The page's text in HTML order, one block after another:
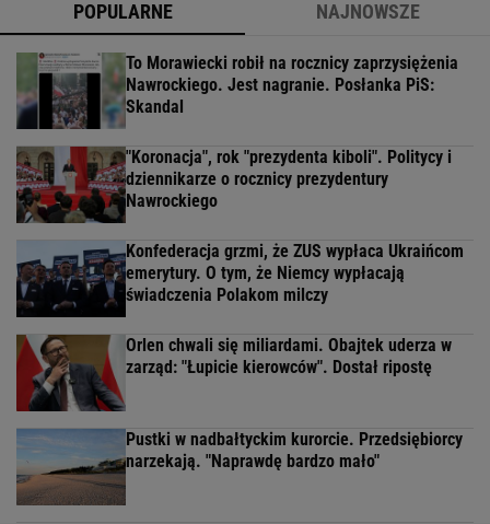
POPULARNE NAJNOWSZE
To Morawiecki robił na rocznicy zaprzysiężenia
Nawrockiego. Jest nagranie. Posłanka PiS:
Skandal
"Koronacja", rok "prezydenta kiboli". Politycy i
dziennikarze o rocznicy prezydentury
Nawrockiego
Konfederacja grzmi, że ZUS wypłaca Ukraińcom
emerytury. O tym, że Niemcy wypłacają
świadczenia Polakom milczy
Orlen chwali się miliardami. Obajtek uderza w
zarząd: "Łupicie kierowców". Dostał ripostę
Pustki w nadbałtyckim kurorcie. Przedsiębiorcy
narzekają. "Naprawdę bardzo mało"